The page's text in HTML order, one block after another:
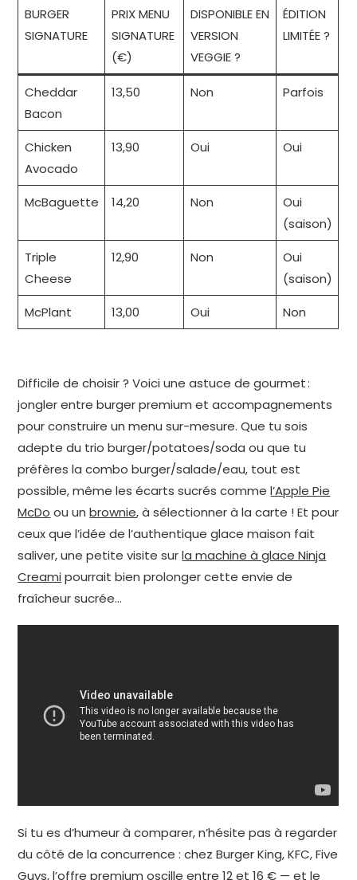
BURGER
SIGNATURE
PRIX MENU
SIGNATURE
(€)
DISPONIBLE EN
VERSION
VEGGIE ?
ÉDITION
LIMITÉE ?
Cheddar
Bacon
13,50 Non Parfois
Chicken
Avocado
13,90 Oui Oui
McBaguette 14,20 Non
Oui
(saison)
Triple
Cheese
12,90 Non
Oui
(saison)
McPlant
13,00 Oui Non
Difficile de choisir ? Voici une astuce de gourmet :
jongler entre burger premium et accompagnements
pour construire un menu sur-mesure. Que tu sois
adepte du trio burger/potatoes/soda ou que tu
préfères la combo burger/salade/eau, tout est
possible, même les écarts sucrés commel’Apple Pie
McDo ou unbrownie, à sélectionner à la carte ! Et pour
ceux que l’idée de l’authentique glace maison fait
saliver, une petite visite surla machine à glace Ninja
Creami pourrait bien prolonger cette envie de
fraîcheur sucrée…
Si tu es d’humeur à comparer, n’hésite pas à regarder
du côté de la concurrence : chez Burger King, KFC, Five
Guys, l’offre premium oscille entre 12 et 16 € — et le